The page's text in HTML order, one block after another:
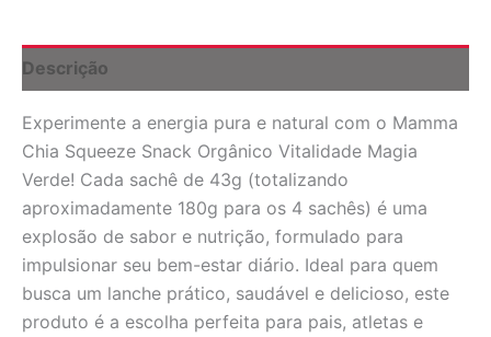
Sachês
180g)
quantidade
R$132,14.R$129,73.
Descrição
Experimente a energia pura e natural com o Mamma
Chia Squeeze Snack Orgânico Vitalidade Magia
Verde! Cada sachê de 43g (totalizando
aproximadamente 180g para os 4 sachês) é uma
explosão de sabor e nutrição, formulado para
impulsionar seu bem-estar diário. Ideal para quem
busca um lanche prático, saudável e delicioso, este
produto é a escolha perfeita para pais, atletas e